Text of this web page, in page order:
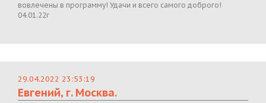
вовлечены в программу! Удачи и всего самого доброго!
04.01.22г
29.04.2022 23:53:19
Евгений, г. Москва.